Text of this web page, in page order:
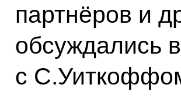
партнёров и
обсуждались
с